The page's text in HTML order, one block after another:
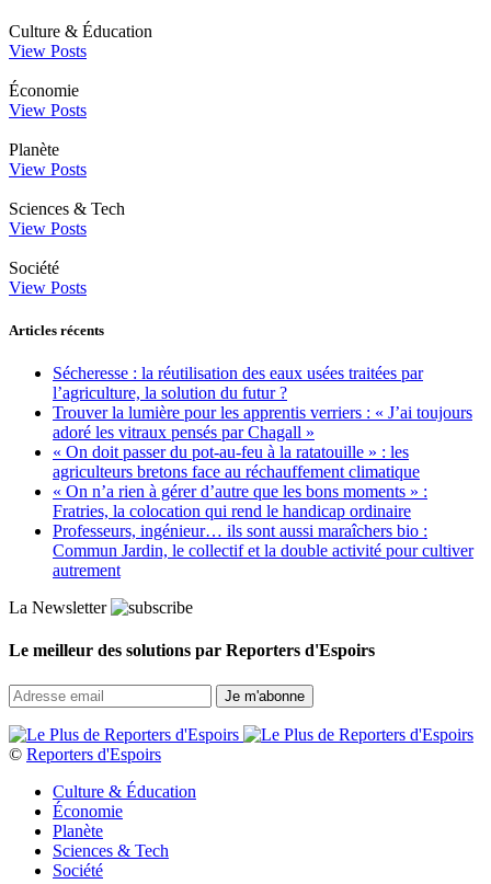
Culture & Éducation
View Posts
Économie
View Posts
Planète
View Posts
Sciences & Tech
View Posts
Société
View Posts
Articles récents
Sécheresse : la réutilisation des eaux usées traitées par
l’agriculture, la solution du futur ?
Trouver la lumière pour les apprentis verriers : « J’ai toujours
adoré les vitraux pensés par Chagall »
« On doit passer du pot-au-feu à la ratatouille » : les
agriculteurs bretons face au réchauffement climatique
« On n’a rien à gérer d’autre que les bons moments » :
Fratries, la colocation qui rend le handicap ordinaire
Professeurs, ingénieur… ils sont aussi maraîchers bio :
Commun Jardin, le collectif et la double activité pour cultiver
autrement
La Newsletter
Le meilleur des solutions par Reporters d'Espoirs
© Reporters d'Espoirs
Culture & Éducation
Économie
Planète
Sciences & Tech
Société